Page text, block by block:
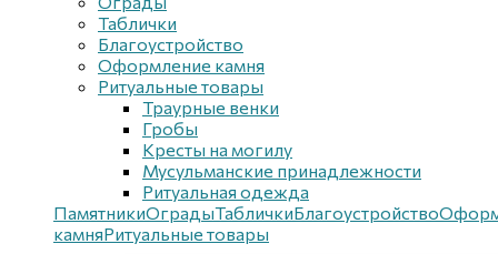
Таблички
Благоустройствo
Оформление камня
Ритуальные товары
Траурные венки
Гробы
Кресты на могилу
Мусульманские принадлежности
Ритуальная одежда
ПамятникиОградыТабличкиБлагоустройствo
камняРитуальные товары